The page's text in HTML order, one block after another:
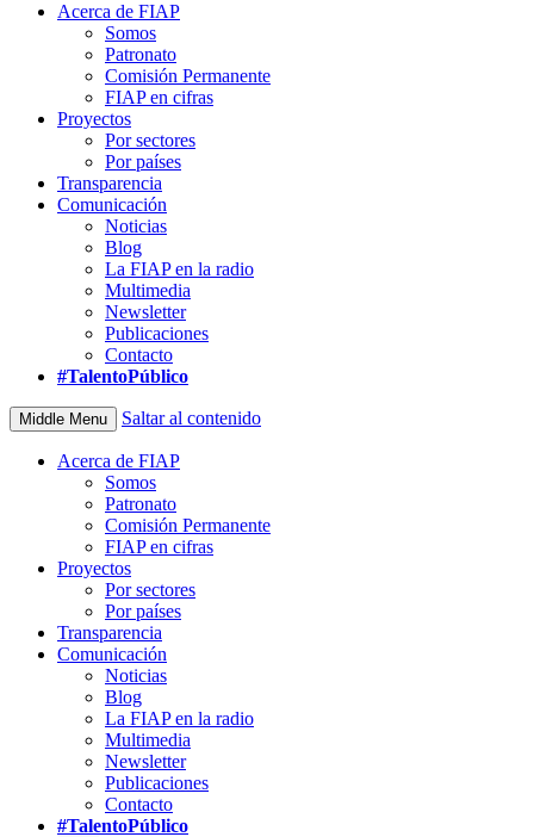
Acerca de FIAP
Somos
Patronato
Comisión Permanente
FIAP en cifras
Proyectos
Por sectores
Por países
Transparencia
Comunicación
Noticias
Blog
La FIAP en la radio
Multimedia
Newsletter
Publicaciones
Contacto
#TalentoPúblico
Middle Menu Saltar al contenido
Acerca de FIAP
Somos
Patronato
Comisión Permanente
FIAP en cifras
Proyectos
Por sectores
Por países
Transparencia
Comunicación
Noticias
Blog
La FIAP en la radio
Multimedia
Newsletter
Publicaciones
Contacto
#TalentoPúblico